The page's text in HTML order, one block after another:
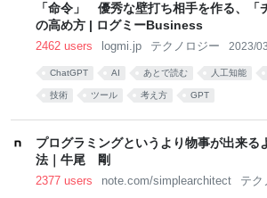
「命令」 優秀な壁打ち相手を作る、「
の高め方 | ログミーBusiness
2462 users logmi.jp テクノロジー 2023/
ChatGPT AI あとで読む 人工知能
技術 ツール 考え方 GPT
プログラミングというより物事が出来る
法｜牛尾 剛
2377 users note.com/simplearchitect テク